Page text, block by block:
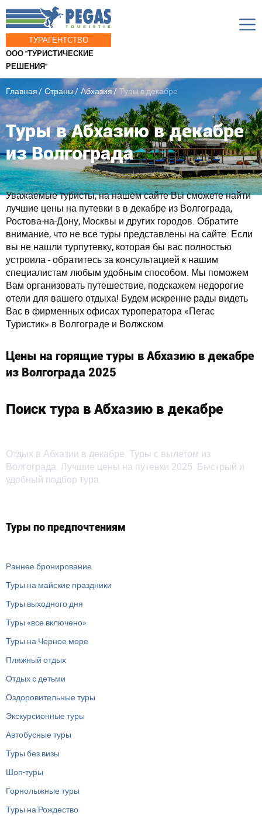
ТУРАГЕНТСТВО
ООО "ТУРИСТИЧЕСКИЕ
РЕШЕНИЯ"
Главная Страны Абхазия Туры в декабре
Туры в Абхазию в декабре
из Волгограда
Уважаемые туристы, на нашем сайте Вы сможете найти
лучшие цены на путевки в в декабре из Волгограда,
Ростова-на-Дону, Москвы и других городов. Обратите
внимание, что не все туры представлены на сайте. Если
вы не нашли турпутевку, которая бы вас полностью
устроила - обратитесь за консультацией к нашим
специалистам любым удобным способом. Мы поможем
Вам организовать путешествие, подскажем недорогие
отели для вашего отдыха! Будем искренне рады видеть
Вас в фирменных офисах туроператора «Пегас
Туристик» в Волгограде и Волжском.
Цены на горящие туры в Абхазию в декабре
из Волгограда 2025
Поиск тура в Абхазию в декабре
Отдых в Абхазии в декабре. Туры с вылетом из
Волгограда. Лучшие цены на путевки 2025. Быстрый и
удобный подбор тура.
Туры по предпочтениям
Раннее бронирование
Туры на майские праздники
Туры выходного дня
Туры «все включено»
Туры на Черное море
Пляжный отдых
Отдых с детьми
Оздоровительные туры
Экскурсионные туры
Автобусные туры
Туры без визы
Шоп-туры
Горнолыжные туры
Туры на Рождество